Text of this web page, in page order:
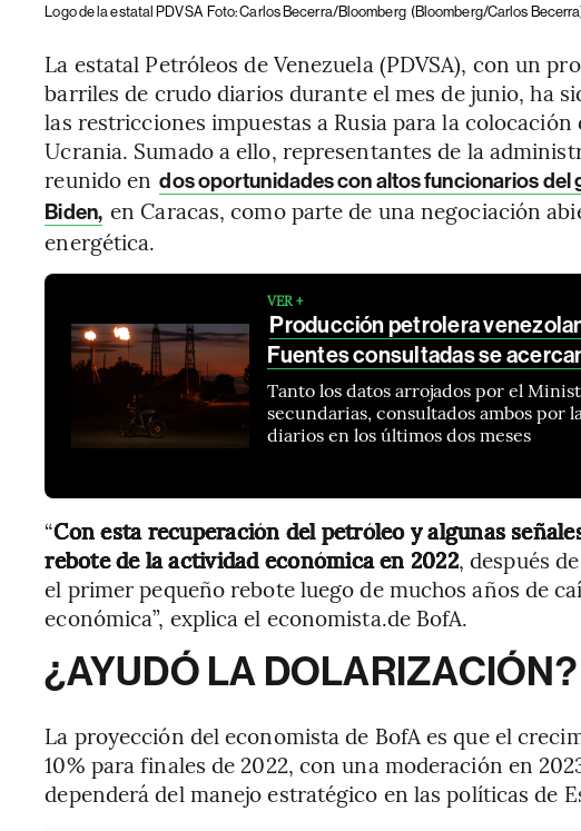
Logo de la estatal PDVSA Foto: Carlos Becerra/Bloomberg (Bloomberg/Carlos
La estatal Petróleos de Venezuela (PDVSA), con un
barriles de crudo diarios durante el mes de junio, ha
las restricciones impuestas a Rusia para la
Ucrania. Sumado a ello, representantes de la
reunido en dos oportunidades con altos funcionarios del
Biden, en Caracas, como parte de una negociación
energética.
VER +
Producción petrolera
Fuentes consultadas se
Tanto los datos arrojados por el
secundarias, consultados ambos por
diarios en los últimos dos meses
“Con esta recuperación del petróleo y algunas
rebote de la actividad económica en 2022, después
el primer pequeño rebote luego de muchos años de
económica”, explica el economista.de BofA.
¿AYUDÓ LA DOLARIZACIÓN?
La proyección del economista de BofA es que el
10% para finales de 2022, con una moderación en
dependerá del manejo estratégico en las políticas de